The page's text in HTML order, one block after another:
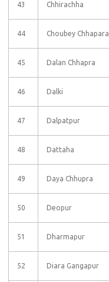
43 Chhirachha
44 Choubey Chhapara
45 Dalan Chhapra
46 Dalki
47 Dalpatpur
48 Dattaha
49 Daya Chhupra
50 Deopur
51 Dharmapur
52 Diara Gangapur